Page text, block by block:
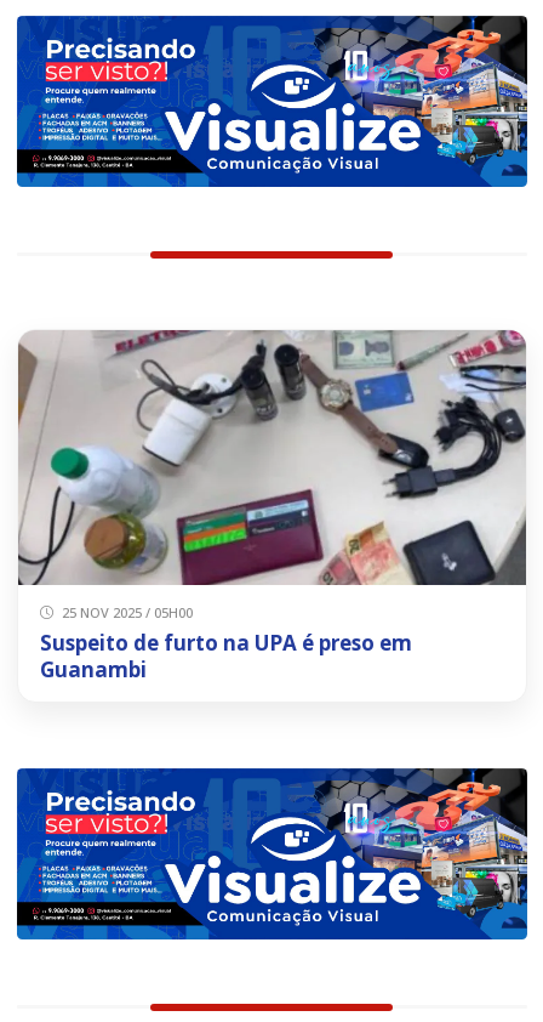
25 NOV 2025 / 05H00
Suspeito de furto na UPA é preso em
Guanambi